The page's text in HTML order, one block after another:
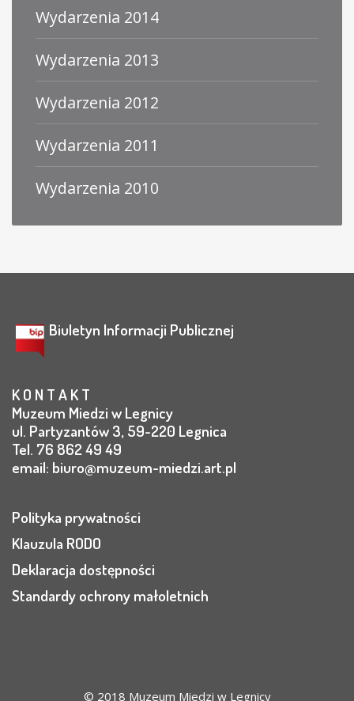
Wydarzenia 2014
Wydarzenia 2013
Wydarzenia 2012
Wydarzenia 2011
Wydarzenia 2010
Biuletyn Informacji Publicznej
K O N T A K T
Muzeum Miedzi w Legnicy
ul. Partyzantów 3, 59-220 Legnica
Tel. 76 862 49 49
email: biuro@muzeum-miedzi.art.pl
Polityka prywatności
Klauzula RODO
Deklaracja dostępności
Standardy ochrony małoletnich
© 2018 Muzeum Miedzi w Legnicy